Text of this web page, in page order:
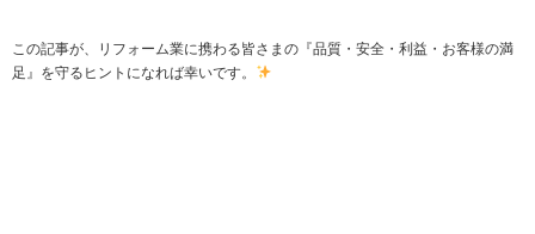
この記事が、リフォーム業に携わる皆さまの『品質・安全・利益・お客様の満
足』を守るヒントになれば幸いです。